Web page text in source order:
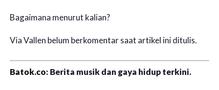
Bagaimana menurut kalian?
Via Vallen belum berkomentar saat artikel ini ditulis.
Batok.co: Berita musik dan gaya hidup terkini.